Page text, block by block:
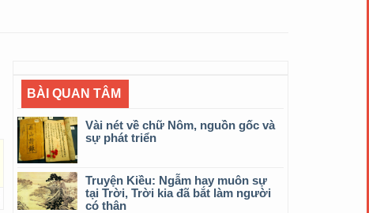
BÀI QUAN TÂM
Vài nét về chữ Nôm, nguồn gốc và
sự phát triển
Truyện Kiều: Ngẫm hay muôn sự
tại Trời, Trời kia đã bắt làm người
có thân